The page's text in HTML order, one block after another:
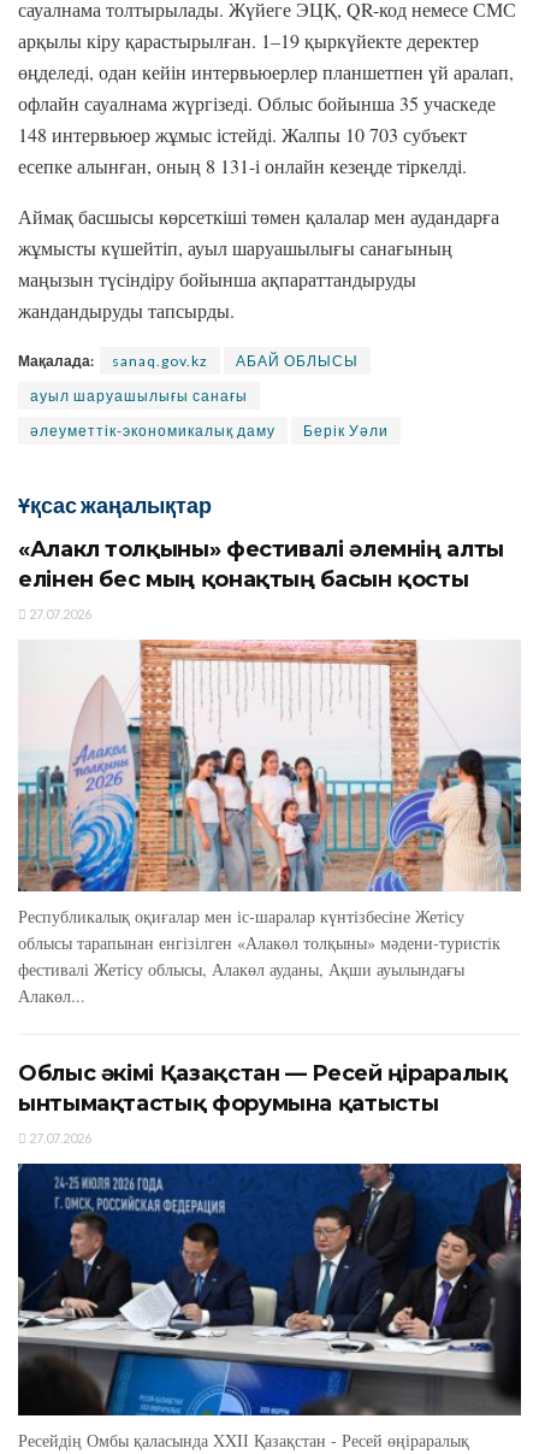
сауалнама толтырылады. Жүйеге ЭЦҚ, QR-код немесе СМС
арқылы кіру қарастырылған. 1–19 қыркүйекте деректер
өңделеді, одан кейін интервьюерлер планшетпен үй аралап,
офлайн сауалнама жүргізеді. Облыс бойынша 35 учаскеде
148 интервьюер жұмыс істейді. Жалпы 10 703 субъект
есепке алынған, оның 8 131-і онлайн кезеңде тіркелді.
Аймақ басшысы көрсеткіші төмен қалалар мен аудандарға
жұмысты күшейтіп, ауыл шаруашылығы санағының
маңызын түсіндіру бойынша ақпараттандыруды
жандандыруды тапсырды.
Мақалада: sanaq.gov.kz
АБАЙ ОБЛЫСЫ
ауыл шаруашылығы санағы
әлеуметтік-экономикалық даму
Берік Уәли
Ұқсас жаңалықтар
«Алакөл толқыны» фестивалі әлемнің алты
елінен бес мың қонақтың басын қосты
27.07.2026
Республикалық оқиғалар мен іс-шаралар күнтізбесіне Жетісу
облысы тарапынан енгізілген «Алакөл толқыны» мәдени-туристік
фестивалі Жетісу облысы, Алакөл ауданы, Ақши ауылындағы
Алакөл...
Облыс әкімі Қазақстан — Ресей өңіраралық
ынтымақтастық форумына қатысты
27.07.2026
Ресейдің Омбы қаласында XXIІ Қазақстан - Ресей өңіраралық